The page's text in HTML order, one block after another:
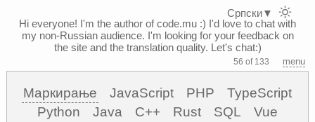
Hi everyone! I'm the author of code.mu :) I'd love to chat with
my non-Russian audience. I'm looking for your feedback on
the site and the translation quality. Let's chat:)
56 of 133 menu
Маркирање JavaScript PHP
TypeScript
Python
Java C++ Rust SQL
Vue
Српски▼